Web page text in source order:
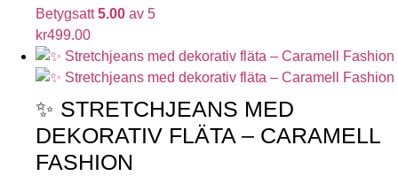
Betygsatt5.00 av 5
kr499.00
✨ STRETCHJEANS MED
DEKORATIV FLÄTA – CARAMELL
FASHION